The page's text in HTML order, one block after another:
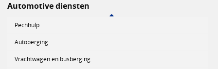
Automotive diensten
Pechhulp
Autoberging
Vrachtwagen en busberging